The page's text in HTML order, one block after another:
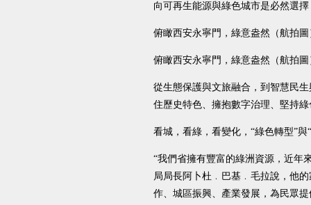
向可再生能源與綠色城市是必然選
俯瞰西安永寧門，綠意盎然（航拍
俯瞰西安永寧門，綠意盎然（航拍
從生態保護與文旅融合，到智慧民
住歷史特色、擁抱數字治理、堅持
看城，看綠，看變化，“綠色轉型”
“我們省擁有豐富的綠洲資源，近年
局局長阿卜杜﹒巴基﹒毛拉說，他
作、城區振興、產業發展，為民眾